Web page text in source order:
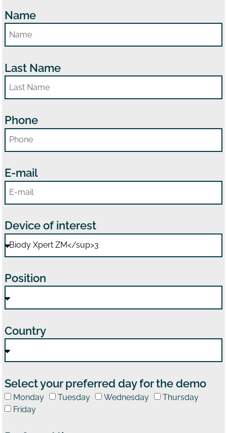
Name
Last Name
Phone
E-mail
Device of interest
Position
Country
Select your preferred day for the demo
Monday Tuesday Wednesday
Thursday
Friday